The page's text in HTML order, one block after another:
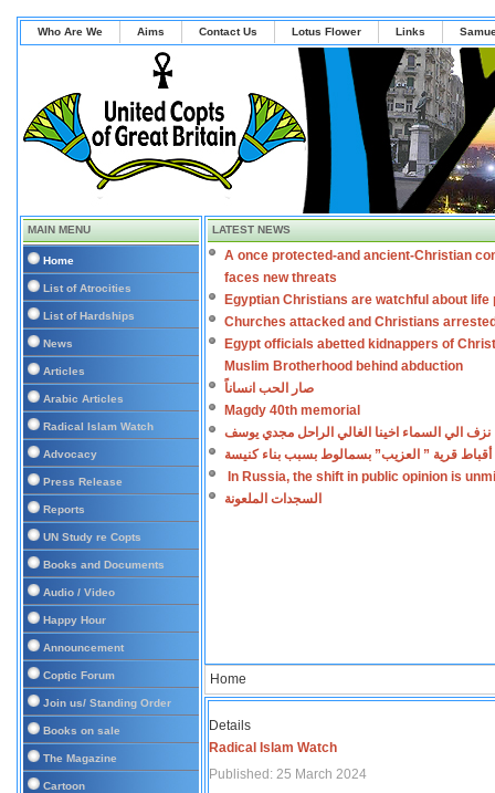
Who Are We Aims Contact Us Lotus Flower Links
MAIN MENU
Home
List of Atrocities
List of Hardships
News
Articles
Arabic Articles
Radical Islam Watch
Advocacy
Press Release
Reports
UN Study re Copts
Books and Documents
Audio / Video
Happy Hour
Announcement
Coptic Forum
Join us/ Standing Order
Books on sale
The Magazine
Cartoon
LATEST NEWS
A once protected-and ancient-Christian
faces new threats
Egyptian Christians are watchful about life
Churches attacked and Christians
Egypt officials abetted kidnappers of
Muslim Brotherhood behind abduction
صار الحب انساناً
Magdy 40th memorial
نزف الي السماء اخينا الغالي الراحل مجدي يوسف
أقباط قرية ” العزيب” بسمالوط بسبب بناء كنيسة
In Russia, the shift in public opinion is
السجدات الملعونة
Home
Details
Radical Islam Watch
Published: 25 March 2024